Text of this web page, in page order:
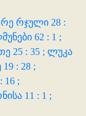
რჯული 28 :
62 : 1 ;
25 : 35 ; ლუკა
: 28 ;
16 ;
11 : 1 ;